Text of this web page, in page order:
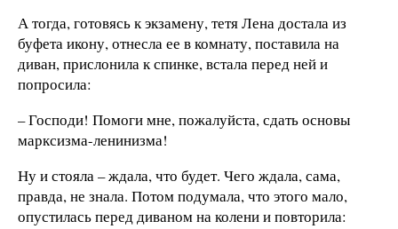
А тогда, готовясь к экзамену, тетя Лена достала из
буфета икону, отнесла ее в комнату, поставила на
диван, прислонила к спинке, встала перед ней и
попросила:
– Господи! Помоги мне, пожалуйста, сдать основы
марксизма-ленинизма!
Ну и стояла – ждала, что будет. Чего ждала, сама,
правда, не знала. Потом подумала, что этого мало,
опустилась перед диваном на колени и повторила: